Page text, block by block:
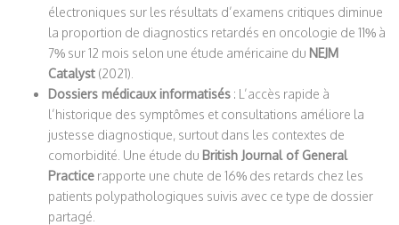
électroniques sur les résultats d’examens critiques diminue
la proportion de diagnostics retardés en oncologie de 11% à
7% sur 12 mois selon une étude américaine du NEJM
Catalyst (2021).
Dossiers médicaux informatisés : L’accès rapide à
l’historique des symptômes et consultations améliore la
justesse diagnostique, surtout dans les contextes de
comorbidité. Une étude du British Journal of General
Practice rapporte une chute de 16% des retards chez les
patients polypathologiques suivis avec ce type de dossier
partagé.